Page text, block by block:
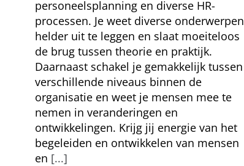
personeelsplanning en diverse HR-
processen. Je weet diverse onderwerpen
helder uit te leggen en slaat moeiteloos
de brug tussen theorie en praktijk.
Daarnaast schakel je gemakkelijk tussen
verschillende niveaus binnen de
organisatie en weet je mensen mee te
nemen in veranderingen en
ontwikkelingen. Krijg jij energie van het
begeleiden en ontwikkelen van mensen
en [...]